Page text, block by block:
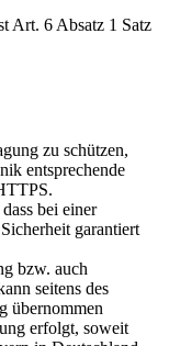
Art. 6 Absatz 1 Satz
zu schützen,
entsprechende
bei einer
garantiert
bzw. auch
seitens des
übernommen
erfolgt, soweit